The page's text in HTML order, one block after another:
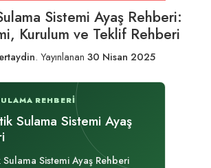
Sistemi Ayaş Rehberi:
Kurulum ve Teklif Rehberi
. Yayınlanan 30 Nisan 2025
REHBERI
Sulama Sistemi Ayaş
Sistemi Ayaş Rehberi